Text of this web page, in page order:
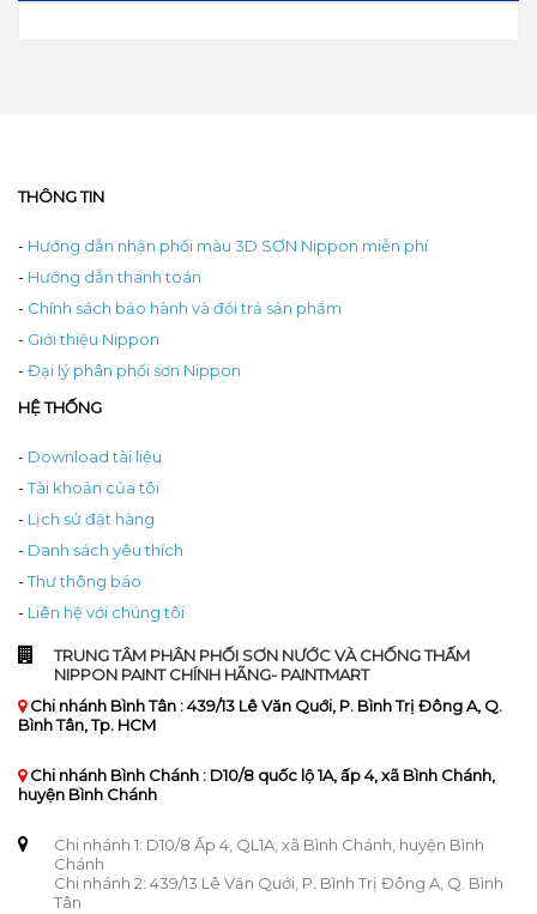
THÔNG TIN
- Hướng dẫn nhận phối màu 3D SƠN Nippon miễn phí
- Hướng dẫn thanh toán
- Chính sách bảo hành và đổi trả sản phẩm
- Giới thiệu Nippon
-Đại lý phân phối sơn Nippon
HỆ THỐNG
- Download tài liệu
-Tài khoản của tôi
- Lịch sử đặt hàng
- Danh sách yêu thích
-Thư thông báo
- Liên hệ với chúng tôi
TRUNG TÂM PHÂN PHỐI SƠN NƯỚC VÀ CHỐNG THẤM
NIPPON PAINT CHÍNH HÃNG- PAINTMART
Chi nhánh Bình Tân : 439/13 Lê Văn Quới, P. Bình Trị Đông A, Q.
Bình Tân, Tp. HCM
Chi nhánh Bình Chánh : D10/8 quốc lộ 1A, ấp 4, xã Bình Chánh,
huyện Bình Chánh
Chi nhánh 1: D10/8 Ấp 4, QL1A, xã Bình Chánh, huyện Bình
Chánh
Chi nhánh 2: 439/13 Lê Văn Quới, P. Bình Trị Đông A, Q. Bình
Tân